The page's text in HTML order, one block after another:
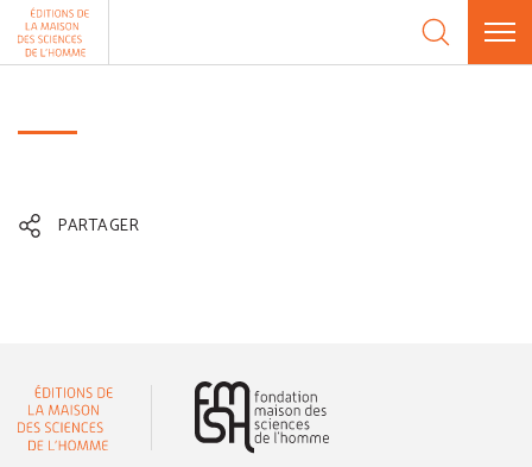
Aller au contenu
PARTAGER
Panneau de gestion des cookies